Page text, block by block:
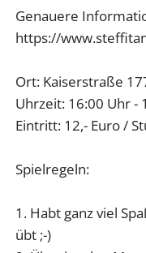
Genauere
https://
Ort: Kaiserstraße
Uhrzeit: 16:00 Uhr -
Eintritt: 12,- Euro /
Spielregeln:
1. Habt ganz viel
übt ;-)